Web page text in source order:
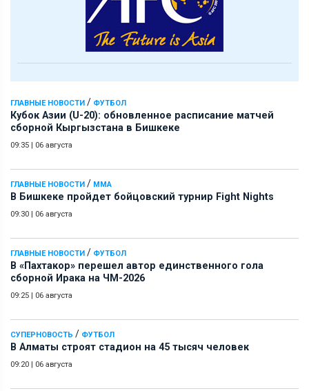
ГЛАВНЫЕ НОВОСТИ / ФУТБОЛ
Кубок Азии (U-20): обновленное расписание матчей
сборной Кыргызстана в Бишкеке
09:35 | 06 августа
ГЛАВНЫЕ НОВОСТИ / ММА
В Бишкеке пройдет бойцовский турнир Fight Nights
09:30 | 06 августа
ГЛАВНЫЕ НОВОСТИ / ФУТБОЛ
В «Пахтакор» перешел автор единственного гола
сборной Ирака на ЧМ-2026
09:25 | 06 августа
СУПЕРНОВОСТЬ / ФУТБОЛ
В Алматы строят стадион на 45 тысяч человек
09:20 | 06 августа